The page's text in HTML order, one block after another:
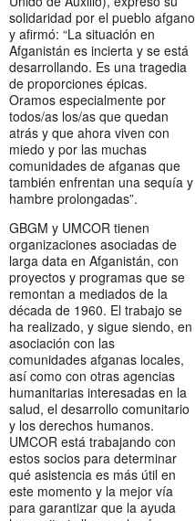
solidaridad por el pueblo afgano
y afirmó: “La situación en
Afganistán es incierta y se está
desarrollando. Es una tragedia
de proporciones épicas.
Oramos especialmente por
todos/as los/as que quedan
atrás y que ahora viven con
miedo y por las muchas
comunidades de afganas que
también enfrentan una sequía y
hambre prolongadas”.
GBGM y UMCOR tienen
organizaciones asociadas de
larga data en Afganistán, con
proyectos y programas que se
remontan a mediados de la
década de 1960. El trabajo se
ha realizado, y sigue siendo, en
asociación con las
comunidades afganas locales,
así como con otras agencias
humanitarias interesadas en la
salud, el desarrollo comunitario
y los derechos humanos.
UMCOR está trabajando con
estos socios para determinar
qué asistencia es más útil en
este momento y la mejor vía
para garantizar que la ayuda